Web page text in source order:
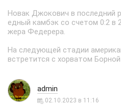
Новак Джокович в последний
едный камбэк со счетом 0:2 в
жера Федерера.
На следующей стадии
встретится с хорватом
admin
02.10.2023 в 11:16